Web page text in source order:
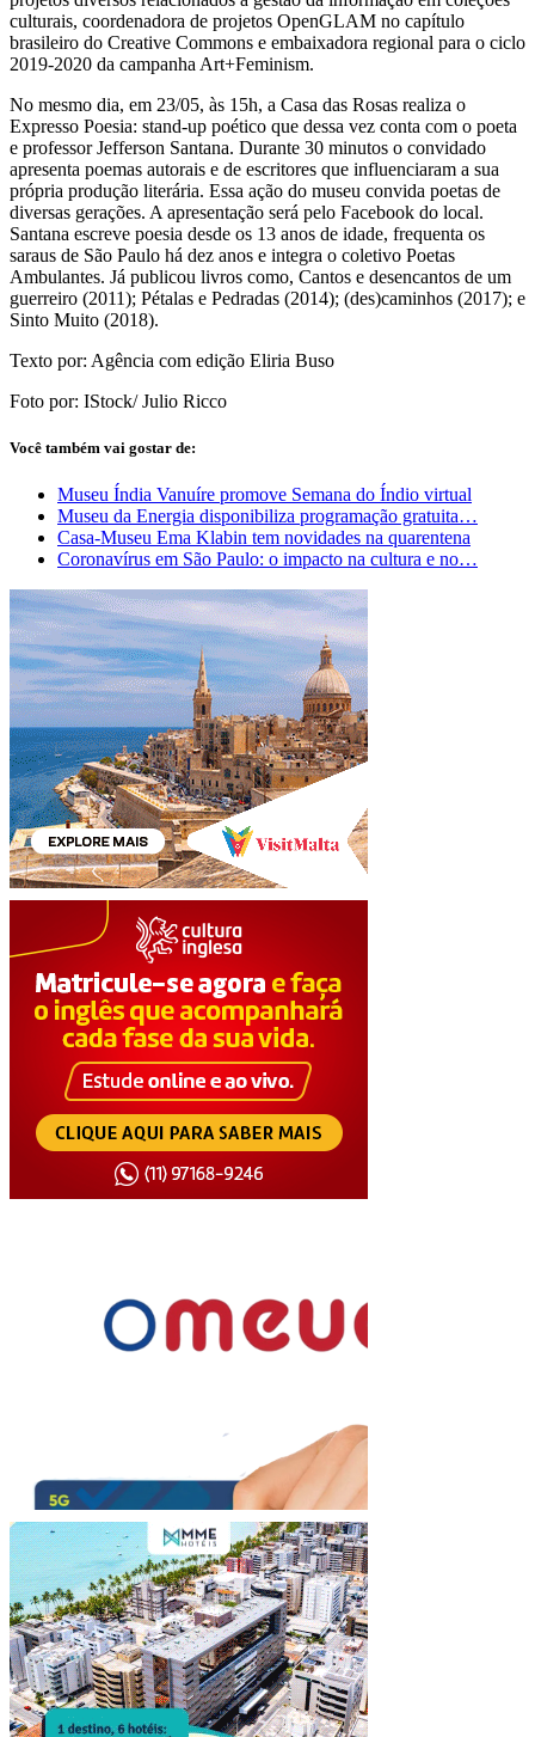
culturais, coordenadora de projetos OpenGLAM no capítulo
brasileiro do Creative Commons e embaixadora regional para o ciclo
2019-2020 da campanha Art+Feminism.
No mesmo dia, em 23/05, às 15h, a Casa das Rosas realiza o
Expresso Poesia: stand-up poético que dessa vez conta com o poeta
e professor Jefferson Santana. Durante 30 minutos o convidado
apresenta poemas autorais e de escritores que influenciaram a sua
própria produção literária. Essa ação do museu convida poetas de
diversas gerações. A apresentação será pelo Facebook do local.
Santana escreve poesia desde os 13 anos de idade, frequenta os
saraus de São Paulo há dez anos e integra o coletivo Poetas
Ambulantes. Já publicou livros como, Cantos e desencantos de um
guerreiro (2011); Pétalas e Pedradas (2014); (des)caminhos (2017); e
Sinto Muito (2018).
Texto por: Agência com edição Eliria Buso
Foto por: IStock/ Julio Ricco
Você também vai gostar de:
Museu Índia Vanuíre promove Semana do Índio virtual
Museu da Energia disponibiliza programação gratuita…
Casa-Museu Ema Klabin tem novidades na quarentena
Coronavírus em São Paulo: o impacto na cultura e no…